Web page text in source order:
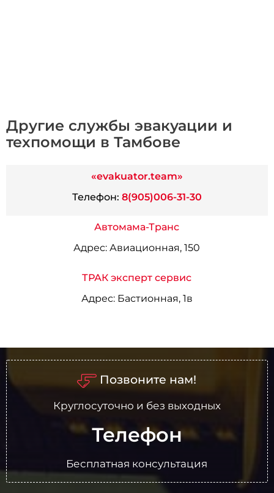
Другие службы эвакуации и
техпомощи в Тамбове
«evakuator.team»
Телефон: 8(905)006-31-30
Автомама-Транс
Адрес: Авиационная, 150
ТРАК эксперт сервис
Адрес:Бастионная, 1в
Позвоните нам!
Круглосуточно и без выходных
Телефон
Бесплатная консультация